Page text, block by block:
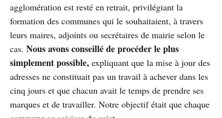
agglomération est resté en retrait, privilégiant la
formation des communes qui le souhaitaient, à travers
leurs maires, adjoints ou secrétaires de mairie selon le
cas. Nous avons conseillé de procéder le plus
simplement possible, expliquant que la mise à jour des
adresses ne constituait pas un travail à achever dans les
cinq jours et que chacun avait le temps de prendre ses
marques et de travailler. Notre objectif était que chaque